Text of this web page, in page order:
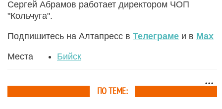
Сергей Абрамов работает директором ЧОП
"Кольчуга".
Подпишитесь на Алтапресс в Телеграме и в Max
Места Бийск
ПО ТЕМЕ: